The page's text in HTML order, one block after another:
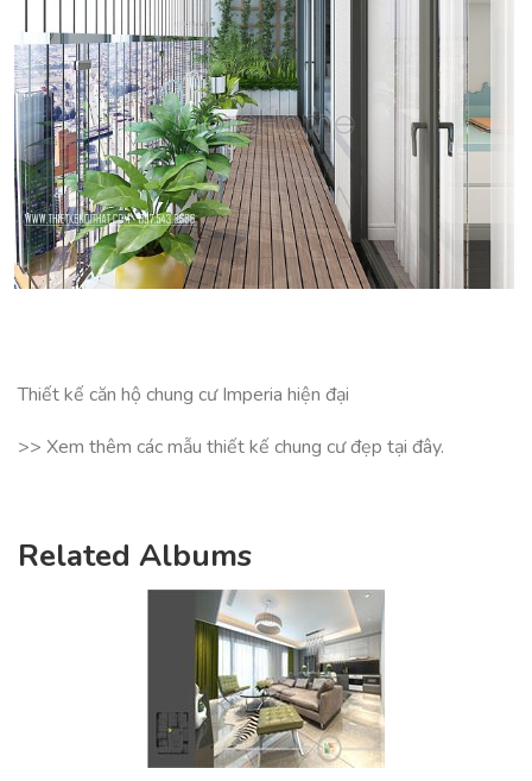
Thiết kế căn hộ chung cư Imperia hiện đại
>> Xem thêm các mẫu thiết kế chung cư đẹp tại đây.
Related Albums